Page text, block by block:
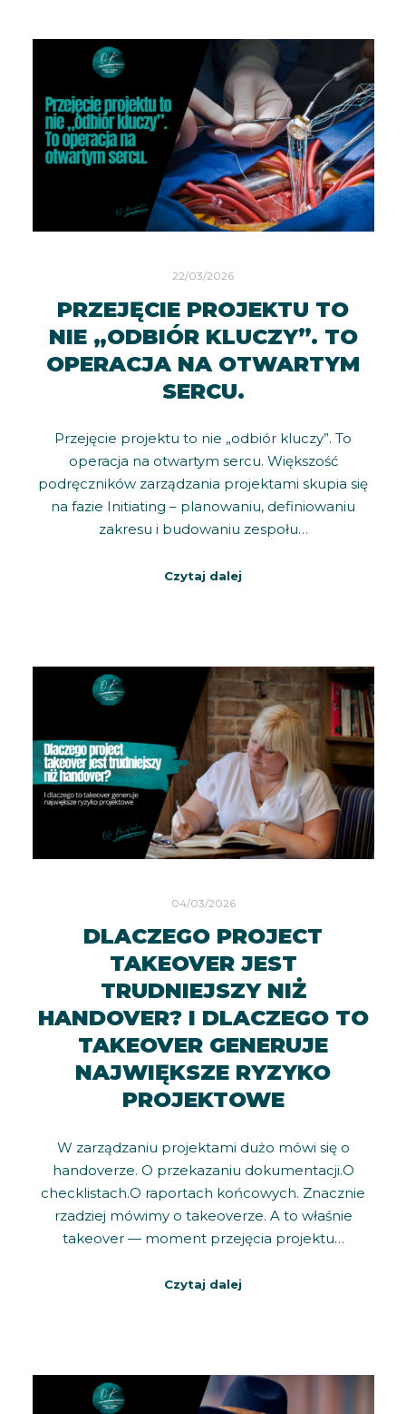
22/03/2026
PRZEJĘCIE PROJEKTU TO
NIE „ODBIÓR KLUCZY”. TO
OPERACJA NA OTWARTYM
SERCU.
Przejęcie projektu to nie „odbiór kluczy”. To
operacja na otwartym sercu. Większość
podręczników zarządzania projektami skupia się
na fazie Initiating – planowaniu, definiowaniu
zakresu i budowaniu zespołu…
Czytaj dalej
04/03/2026
DLACZEGO PROJECT
TAKEOVER JEST
TRUDNIEJSZY NIŻ
HANDOVER? I DLACZEGO TO
TAKEOVER GENERUJE
NAJWIĘKSZE RYZYKO
PROJEKTOWE
W zarządzaniu projektami dużo mówi się o
handoverze. O przekazaniu dokumentacji.O
checklistach.O raportach końcowych. Znacznie
rzadziej mówimy o takeoverze. A to właśnie
takeover — moment przejęcia projektu…
Czytaj dalej